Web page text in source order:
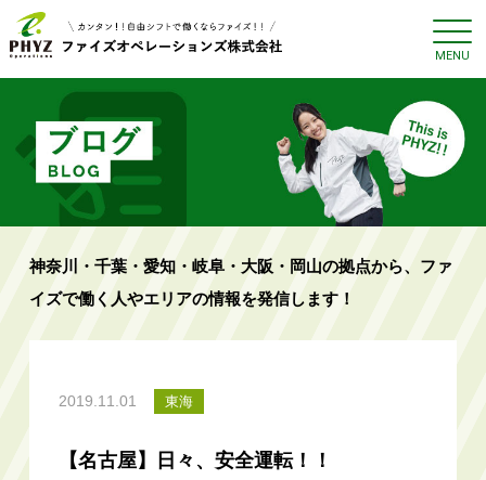
神奈川・千葉・愛知・岐阜・大阪・岡山の拠点から、ファ
イズで働く人やエリアの情報を発信します！
2019.11.01 東海
【名古屋】日々、安全運転！！